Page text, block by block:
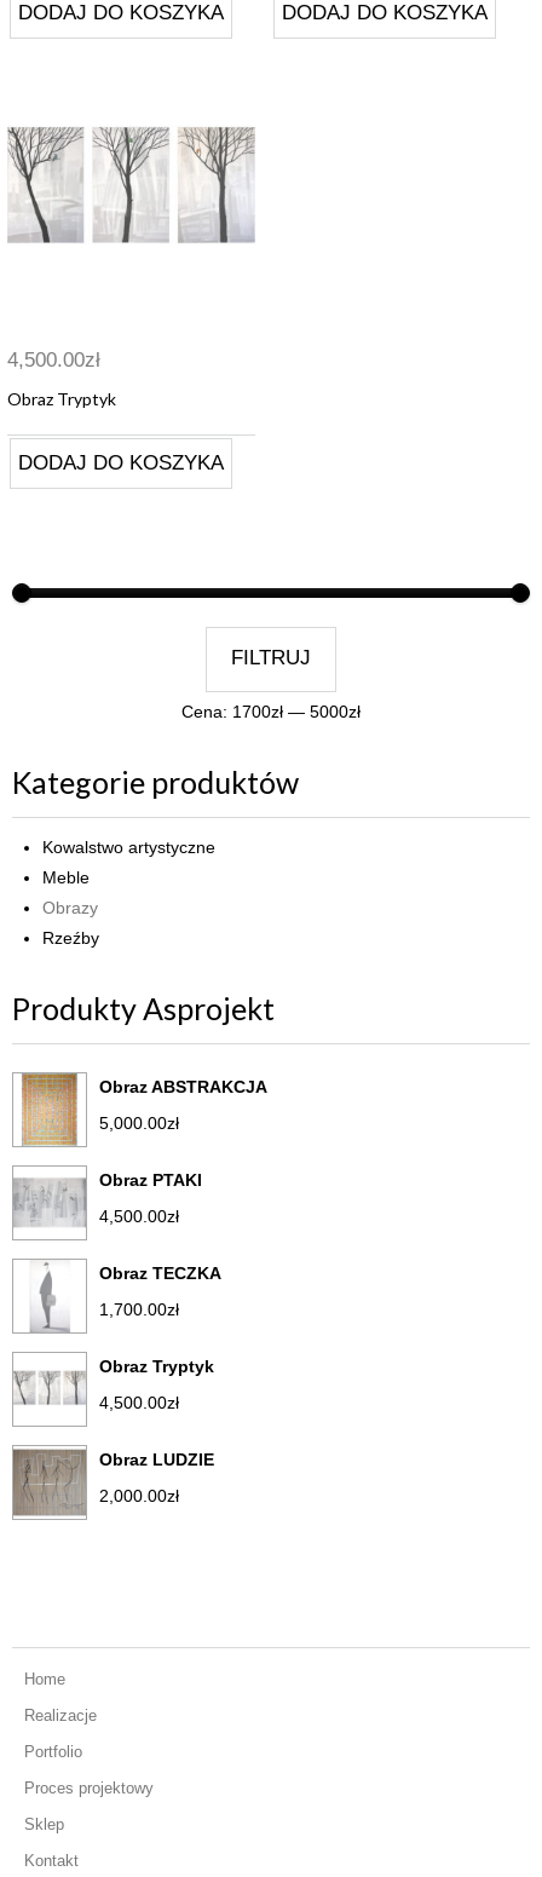
DODAJ DO KOSZYKA DODAJ DO KOSZYKA
4,500.00zł
Obraz Tryptyk
DODAJ DO KOSZYKA
FILTRUJ
Cena: 1700zł — 5000zł
Kategorie produktów
Kowalstwo artystyczne
Meble
Obrazy
Rzeźby
Produkty Asprojekt
Obraz ABSTRAKCJA
5,000.00zł
Obraz PTAKI
4,500.00zł
Obraz TECZKA
1,700.00zł
Obraz Tryptyk
4,500.00zł
Obraz LUDZIE
2,000.00zł
Home
Realizacje
Portfolio
Proces projektowy
Sklep
Kontakt